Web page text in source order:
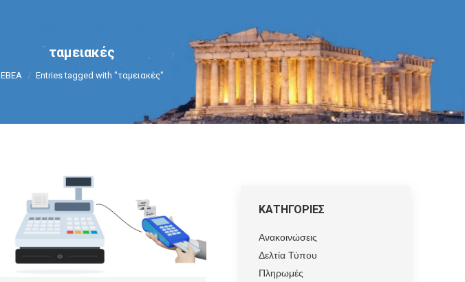
ταμειακές
You are here:
ΕΒΕΑ Entries tagged with "ταμειακές"
ΚΑΤΗΓΟΡΙΕΣ
Ανακοινώσεις
Δελτία Τύπου
Πληρωμές